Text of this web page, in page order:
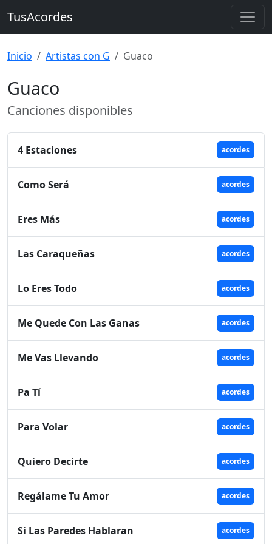
TusAcordes
Inicio Artistas con G Guaco
Guaco
Canciones disponibles
4 Estaciones acordes
Como Será acordes
Eres Más acordes
Las Caraqueñas acordes
Lo Eres Todo acordes
Me Quede Con Las Ganas acordes
Me Vas Llevando acordes
Pa Tí acordes
Para Volar acordes
Quiero Decirte acordes
Regálame Tu Amor acordes
Si Las Paredes Hablaran acordes